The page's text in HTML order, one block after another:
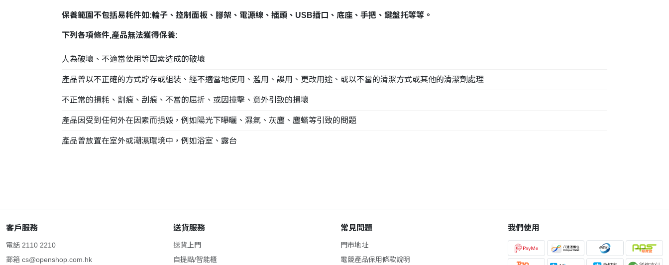
保養範圍不包括易耗件如:輪子、控制面板、腳架、電源線、插頭、USB插口、底座、手把、鍵盤托等等。
下列各項條件,產品無法獲得保養:
人為破壞、不適當使用等因素造成的破壞
產品曾以不正確的方式貯存或組裝、經不適當地使用、濫用、誤用、更改用途、或以不當的清潔方式或其他的清潔劑處理
不正常的損耗、割痕、刮痕、不當的屈折、或因撞擊、意外引致的損壞
產品因受到任何外在因素而損毀，例如陽光下曝曬、濕氣、灰塵、塵蟎等引致的問題
產品曾放置在室外或潮濕環境中，例如浴室、露台
客戶服務
電話 2110 2210
郵箱 cs@openshop.com.hk
送貨服務
送貨上門
自提點/智能櫃
常見問題
門市地址
電競產品保用條款說明
我們使用